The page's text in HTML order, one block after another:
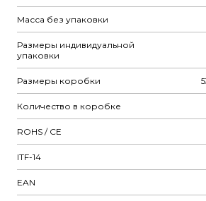
Масса без упаковки
Размеры индивидуальной
упаковки
Размеры коробки
Количество в коробке
ROHS / CE
ITF-14
EAN